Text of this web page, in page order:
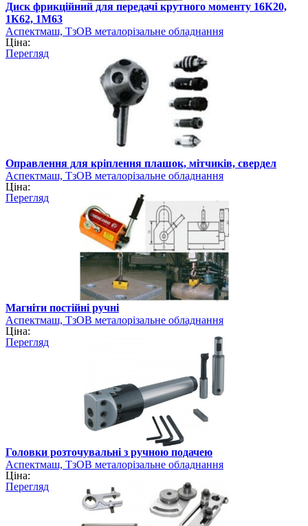
Диск фрикційний для передачі крутного моменту 16К20,
1К62, 1М63
Аспектмаш, ТзОВ металорізальне обладнання
Ціна:
Перегляд
Оправлення для кріплення плашок, мітчиків, свердел
Аспектмаш, ТзОВ металорізальне обладнання
Ціна:
Перегляд
Магніти постійні ручні
Аспектмаш, ТзОВ металорізальне обладнання
Ціна:
Перегляд
Головки розточувальні з ручною подачею
Аспектмаш, ТзОВ металорізальне обладнання
Ціна:
Перегляд